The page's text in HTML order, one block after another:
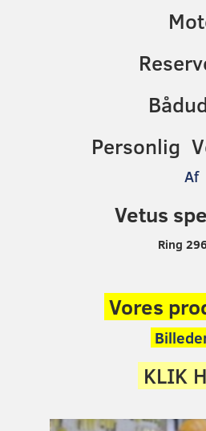
Personlig
Af
Vetus
Ring
Vores
KLIK